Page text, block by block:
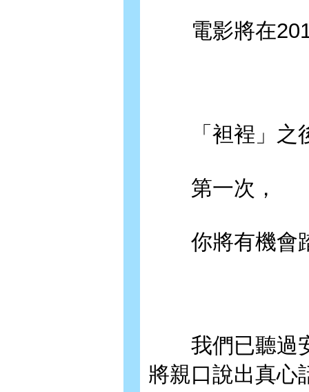
電影將在
「袒裎」之
第一次，
你將有機會踏
我們已聽過安
將親口說出真心